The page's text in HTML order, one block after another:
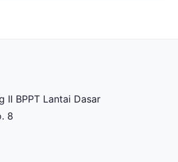
II BPPT Lantai Dasar
8